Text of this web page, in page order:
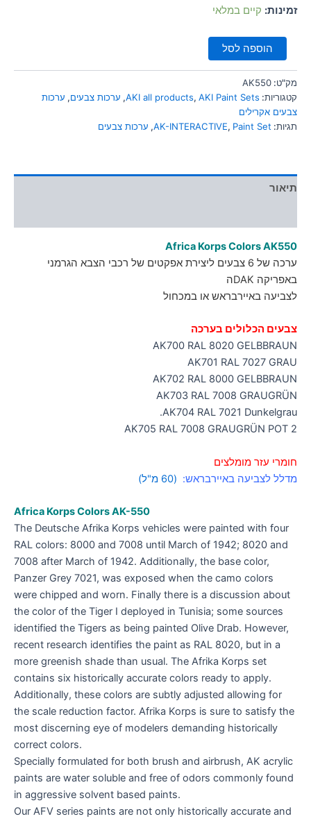
font_download סמן קישורים
כל
זמינות: קיים במלאי
הוספה לסל
מק"ט: AK550
קטגוריות:
AKI all products, AKI Paint Sets
, ערכות צבעים, ערכות
צבעים אקרילים
תגיות:
AK-INTERACTIVE, Paint Set
, ערכות צבעים
תיאור
Africa Korps Colors AK550
ערכה של 6 צבעים ליצירת אפקטים של רכבי הצבא הגרמני
באפריקה DAKה
לצביעה באיירבראש או במכחול
צבעים הכלולים בערכה
AK700 RAL 8020 GELBBRAUN
AK701 RAL 7027 GRAU
AK702 RAL 8000 GELBBRAUN
AK703 RAL 7008 GRAUGRÜN
AK704 RAL 7021 Dunkelgrau.
AK705 RAL 7008 GRAUGRÜN POT 2
חומרי עזר מומלצים
מדלל לצביעה באיירבראש: (60 מ"ל)
Africa KorpsColors AK-550
The Deutsche Afrika Korps vehicles were painted with four
RAL colors: 8000 and 7008 until March of 1942; 8020 and
7008 after March of 1942. Additionally, the base color,
Panzer Grey 7021, was exposed when the camo colors
were chipped and worn. Finally there is a discussion about
the color of the Tiger I deployed in Tunisia; some sources
identified the Tigers as being painted Olive Drab. However,
recent research identifies the paint as RAL 8020, but in a
more greenish shade than usual. The Afrika Korps set
contains six historically accurate colors ready to apply.
Additionally, these colors are subtly adjusted allowing for
the scale reduction factor. Afrika Korps is sure to satisfy the
most discerning eye of modelers demanding historically
correct colors.
Specially formulated for both brush and airbrush, AK acrylic
paints are water soluble and free of odors commonly found
in aggressive solvent based paints.
Our AFV series paints are not only historically accurate and